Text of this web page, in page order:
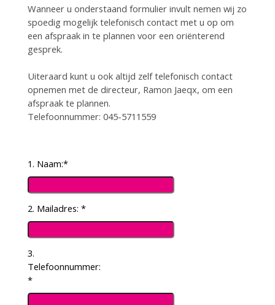
Wanneer u onderstaand formulier invult nemen wij zo
spoedig mogelijk telefonisch contact met u op om
een afspraak in te plannen voor een oriënterend
gesprek.
Uiteraard kunt u ook altijd zelf telefonisch contact
opnemen met de directeur, Ramon Jaeqx, om een
afspraak te plannen.
Telefoonnummer: 045-5711559
1. Naam:*
2. Mailadres: *
3.
Telefoonnummer:
*